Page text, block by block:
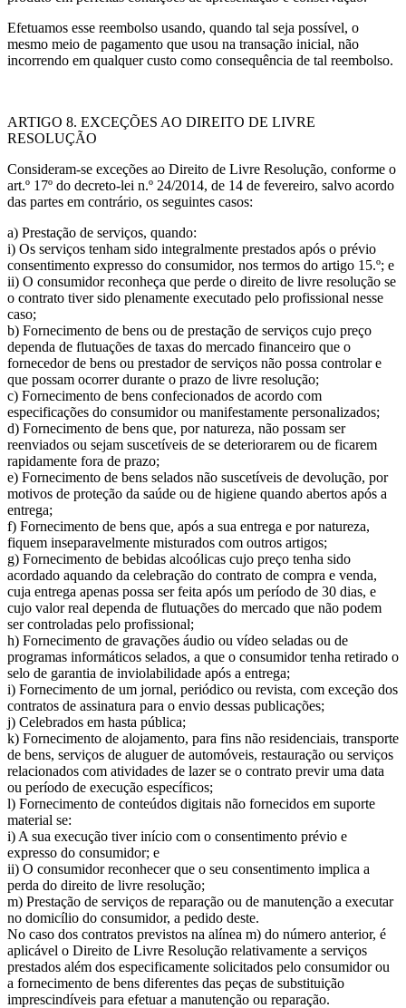
Efetuamos esse reembolso usando, quando tal seja possível, o
mesmo meio de pagamento que usou na transação inicial, não
incorrendo em qualquer custo como consequência de tal reembolso.
ARTIGO 8. EXCEÇÕES AO DIREITO DE LIVRE
RESOLUÇÃO
Consideram-se exceções ao Direito de Livre Resolução, conforme o
art.º 17º do decreto-lei n.º 24/2014, de 14 de fevereiro, salvo acordo
das partes em contrário, os seguintes casos:
a) Prestação de serviços, quando:
i) Os serviços tenham sido integralmente prestados após o prévio
consentimento expresso do consumidor, nos termos do artigo 15.º; e
ii) O consumidor reconheça que perde o direito de livre resolução se
o contrato tiver sido plenamente executado pelo profissional nesse
caso;
b) Fornecimento de bens ou de prestação de serviços cujo preço
dependa de flutuações de taxas do mercado financeiro que o
fornecedor de bens ou prestador de serviços não possa controlar e
que possam ocorrer durante o prazo de livre resolução;
c) Fornecimento de bens confecionados de acordo com
especificações do consumidor ou manifestamente personalizados;
d) Fornecimento de bens que, por natureza, não possam ser
reenviados ou sejam suscetíveis de se deteriorarem ou de ficarem
rapidamente fora de prazo;
e) Fornecimento de bens selados não suscetíveis de devolução, por
motivos de proteção da saúde ou de higiene quando abertos após a
entrega;
f) Fornecimento de bens que, após a sua entrega e por natureza,
fiquem inseparavelmente misturados com outros artigos;
g) Fornecimento de bebidas alcoólicas cujo preço tenha sido
acordado aquando da celebração do contrato de compra e venda,
cuja entrega apenas possa ser feita após um período de 30 dias, e
cujo valor real dependa de flutuações do mercado que não podem
ser controladas pelo profissional;
h) Fornecimento de gravações áudio ou vídeo seladas ou de
programas informáticos selados, a que o consumidor tenha retirado o
selo de garantia de inviolabilidade após a entrega;
i) Fornecimento de um jornal, periódico ou revista, com exceção dos
contratos de assinatura para o envio dessas publicações;
j) Celebrados em hasta pública;
k) Fornecimento de alojamento, para fins não residenciais, transporte
de bens, serviços de aluguer de automóveis, restauração ou serviços
relacionados com atividades de lazer se o contrato previr uma data
ou período de execução específicos;
l) Fornecimento de conteúdos digitais não fornecidos em suporte
material se:
i) A sua execução tiver início com o consentimento prévio e
expresso do consumidor; e
ii) O consumidor reconhecer que o seu consentimento implica a
perda do direito de livre resolução;
m) Prestação de serviços de reparação ou de manutenção a executar
no domicílio do consumidor, a pedido deste.
No caso dos contratos previstos na alínea m) do número anterior, é
aplicável o Direito de Livre Resolução relativamente a serviços
prestados além dos especificamente solicitados pelo consumidor ou
a fornecimento de bens diferentes das peças de substituição
imprescindíveis para efetuar a manutenção ou reparação.